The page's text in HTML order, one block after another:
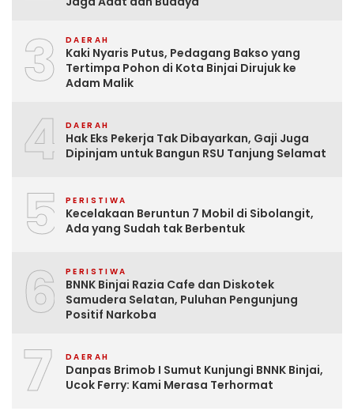
3 DAERAH
Kaki Nyaris Putus, Pedagang Bakso yang
Tertimpa Pohon di Kota Binjai Dirujuk ke
Adam Malik
4 DAERAH
Hak Eks Pekerja Tak Dibayarkan, Gaji Juga
Dipinjam untuk Bangun RSU Tanjung Selamat
5 PERISTIWA
Kecelakaan Beruntun 7 Mobil di Sibolangit,
Ada yang Sudah tak Berbentuk
6 PERISTIWA
BNNK Binjai Razia Cafe dan Diskotek
Samudera Selatan, Puluhan Pengunjung
Positif Narkoba
7 DAERAH
Danpas Brimob I Sumut Kunjungi BNNK Binjai,
Ucok Ferry: Kami Merasa Terhormat